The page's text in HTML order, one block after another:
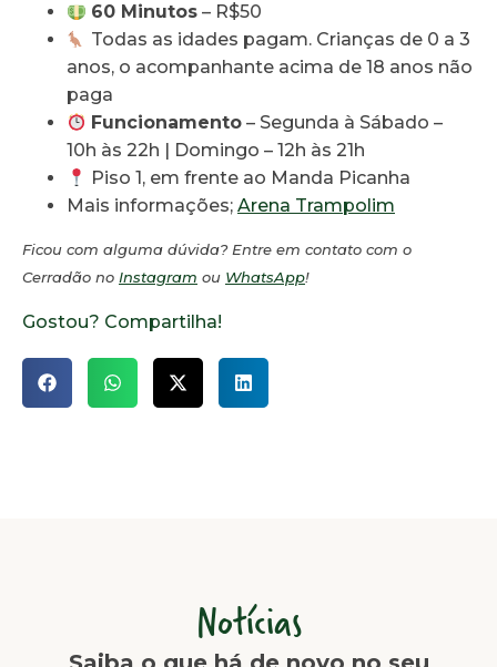
60 Minutos – R$50
Todas as idades pagam. Crianças de 0 a 3
anos, o acompanhante acima de 18 anos não
paga
Funcionamento – Segunda à Sábado –
10h às 22h | Domingo – 12h às 21h
Piso 1, em frente ao Manda Picanha
Mais informações; Arena Trampolim
Ficou com alguma dúvida? Entre em contato com o
Cerradão no Instagram ou WhatsApp!
Gostou? Compartilha!
Notícias